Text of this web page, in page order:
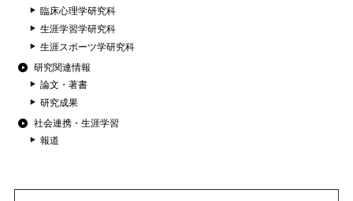
臨床心理学研究科
生涯学習学研究科
生涯スポーツ学研究科
研究関連情報
論文・著書
研究成果
社会連携・生涯学習
報道